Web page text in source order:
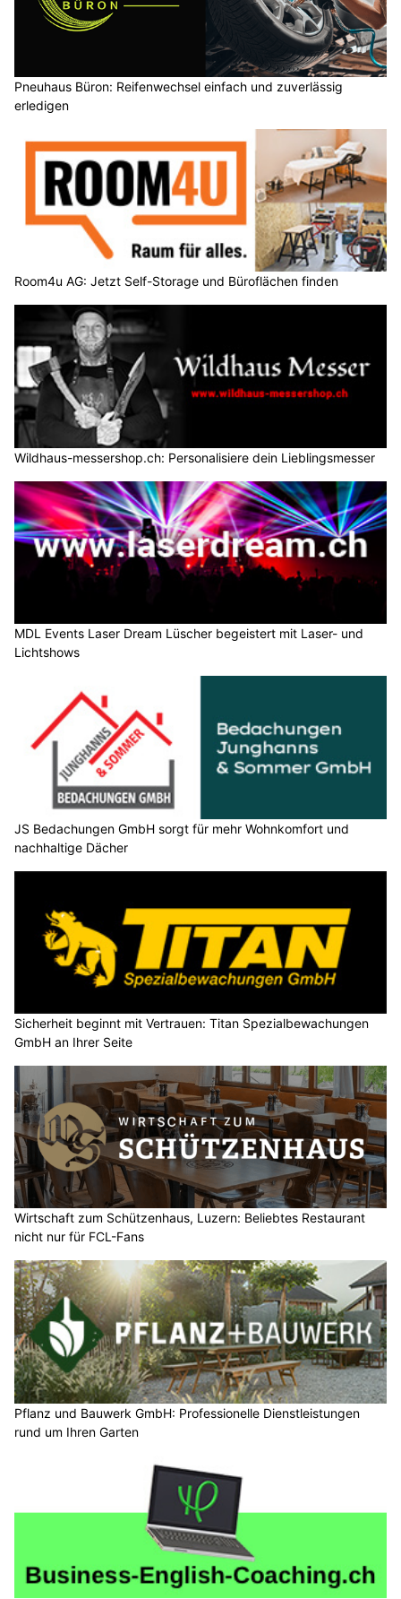
Pneuhaus Büron: Reifenwechsel einfach und zuverlässig
erledigen
Room4u AG: Jetzt Self-Storage und Büroflächen finden
Wildhaus-messershop.ch: Personalisiere dein Lieblingsmesser
MDL Events Laser Dream Lüscher begeistert mit Laser- und
Lichtshows
JS Bedachungen GmbH sorgt für mehr Wohnkomfort und
nachhaltige Dächer
Sicherheit beginnt mit Vertrauen: Titan Spezialbewachungen
GmbH an Ihrer Seite
Wirtschaft zum Schützenhaus, Luzern: Beliebtes Restaurant
nicht nur für FCL-Fans
Pflanz und Bauwerk GmbH: Professionelle Dienstleistungen
rund um Ihren Garten